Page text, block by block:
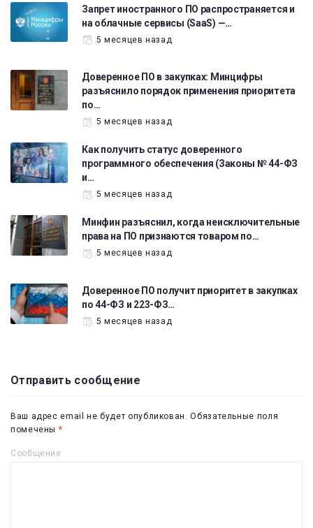
Запрет иностранного ПО распространяется и
на облачные сервисы (SaaS) —…
5 месяцев назад
Доверенное ПО в закупках: Минцифры
разъяснило порядок применения приоритета
по…
5 месяцев назад
Как получить статус доверенного
программного обеспечения (Законы № 44-ФЗ
и…
5 месяцев назад
Минфин разъяснил, когда неисключительные
права на ПО признаются товаром по…
5 месяцев назад
Доверенное ПО получит приоритет в закупках
по 44-ФЗ и 223-ФЗ…
5 месяцев назад
Отправить сообщение
Ваш адрес email не будет опубликован. Обязательные поля
помечены *
Сообщение